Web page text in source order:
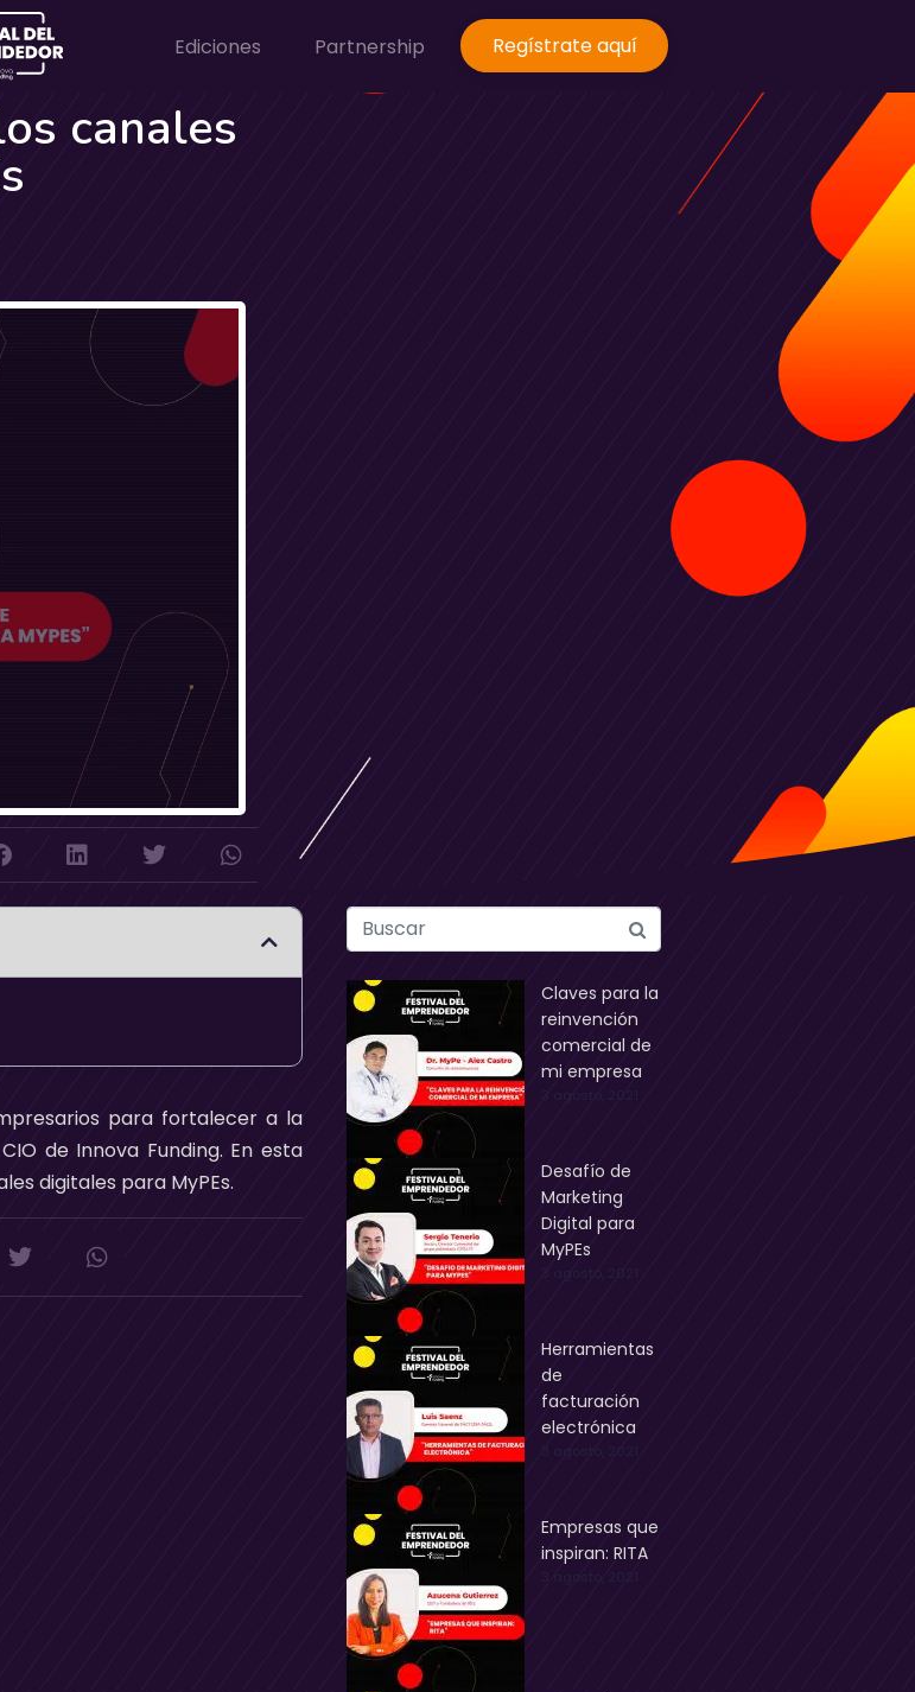
Ediciones Partnership Regístrate aquí
canales
para fortalecer a la
de Innova Funding. En esta
digitales para MyPEs.
Claves para la
reinvención
comercial de
mi empresa
Desafío de
Marketing
Digital para
MyPEs
Herramientas
de
facturación
electrónica
Empresas que
inspiran: RITA